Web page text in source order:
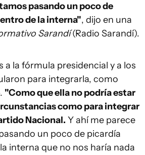
pasando un poco de
de la interna", dijo en una
Sarandí(Radio Sarandí).
a la fórmula presidencial y a los
para integrarla, como
"Como que ella no podría estar
como para integrar
Nacional. Y ahí me parece
un poco de picardía
interna que no nos haría nada